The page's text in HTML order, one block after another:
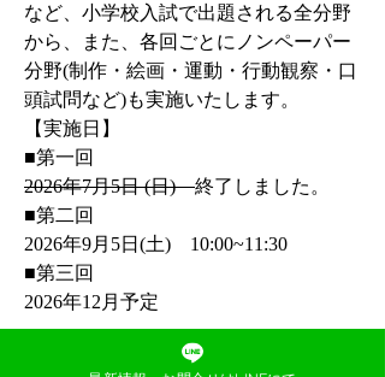
など、小学校入試で出題される全分野
から、また、各回ごとにノンペーパー
分野(制作・絵画・運動・行動観察・口
頭試問など)も実施いたします。
【実施日】
■第一回
2026年7月5日 (日) 終了しました。
■第二回
​2026年9月5日(土)　10:00~11:30
■第三回
​2026年12月予定